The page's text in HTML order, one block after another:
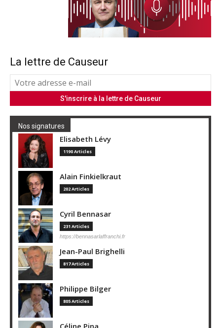
La lettre de Causeur
Nos signatures
Elisabeth Lévy
1190 Articles
Alain Finkielkraut
202 Articles
Cyril Bennasar
231 Articles
https://bennasarlaffranchi.fr
Jean-Paul Brighelli
817 Articles
Philippe Bilger
805 Articles
Céline Pina